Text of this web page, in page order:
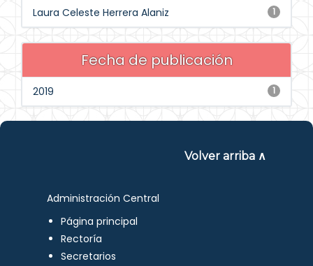
1
Laura Celeste Herrera Alaniz
Fecha de publicación
1
2019
Volver arriba ∧
Administración Central
Página principal
Rectoría
Secretarios